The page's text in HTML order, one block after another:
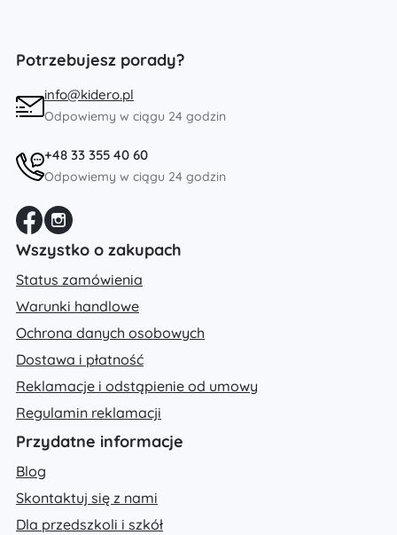
Potrzebujesz porady?
info@kidero.pl
Odpowiemy w ciągu 24 godzin
+48 33 355 40 60
Odpowiemy w ciągu 24 godzin
Wszystko o zakupach
Status zamówienia
Warunki handlowe
Ochrona danych osobowych
Dostawa i płatność
Reklamacje i odstąpienie od umowy
Regulamin reklamacji
Przydatne informacje
Blog
Skontaktuj się z nami
Dla przedszkoli i szkół